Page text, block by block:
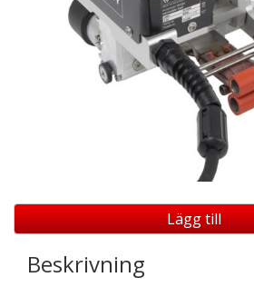
Lägg till
Beskrivning